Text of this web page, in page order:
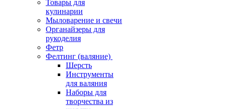
Товары для
кулинарии
Мыловарение и свечи
Органайзеры для
рукоделия
Фетр
Фелтинг (валяние)
Шерсть
Инструменты
для валяния
Наборы для
творчества из